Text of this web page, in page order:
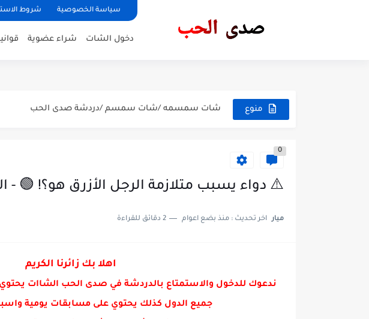
سياسة الخصوصية شروط
دخول الشات شراء عضوية
منوع شات سمسمه /شات سمسم /دردشة صدى الحب
منصة 1001
تقبيل طفله في فمها تشعل غضب العراقيين ه ه ه...
0
⚠️ دواء يسبب متلازمة الرجل الأزرق هو؟! 🟢 -
ميار اخر تحديث : منذ بضع اعوام 2 دقائق للقراءة
اهلا بك زائرنا الكريم
ندعوك للدخول والاستمتاع بالدردشة في صدى الحب الشاات
جميع الدول كذلك يحتوي على مسابقات يومية